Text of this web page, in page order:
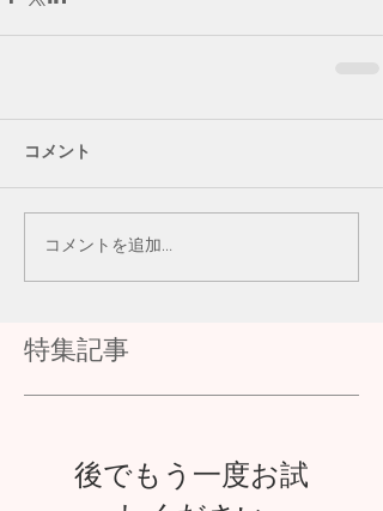
コメント
コメントを追加…
特集記事
後でもう一度お試